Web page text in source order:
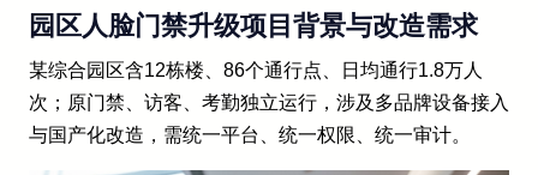
园区人脸门禁升级项目背景与改造需求
某综合园区含12栋楼、86个通行点、日均通行1.8万人
次；原门禁、访客、考勤独立运行，涉及多品牌设备接入
与国产化改造，需统一平台、统一权限、统一审计。